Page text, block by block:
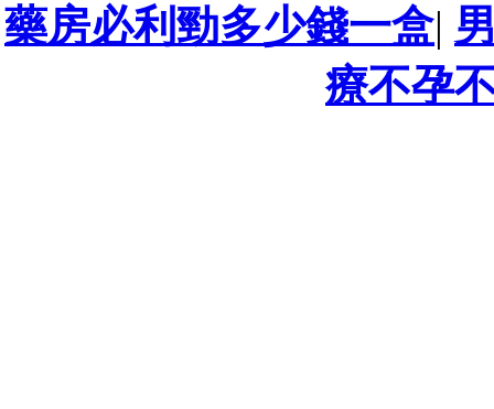
藥房必利勁多少錢一盒|
療不孕